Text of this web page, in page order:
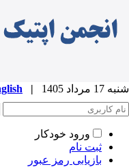
مرداد 1405 |
ورود خودکار
ثبت نام
بازیابی رمز عبور